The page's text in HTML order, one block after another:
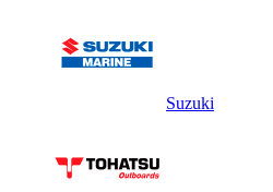
Suzuki